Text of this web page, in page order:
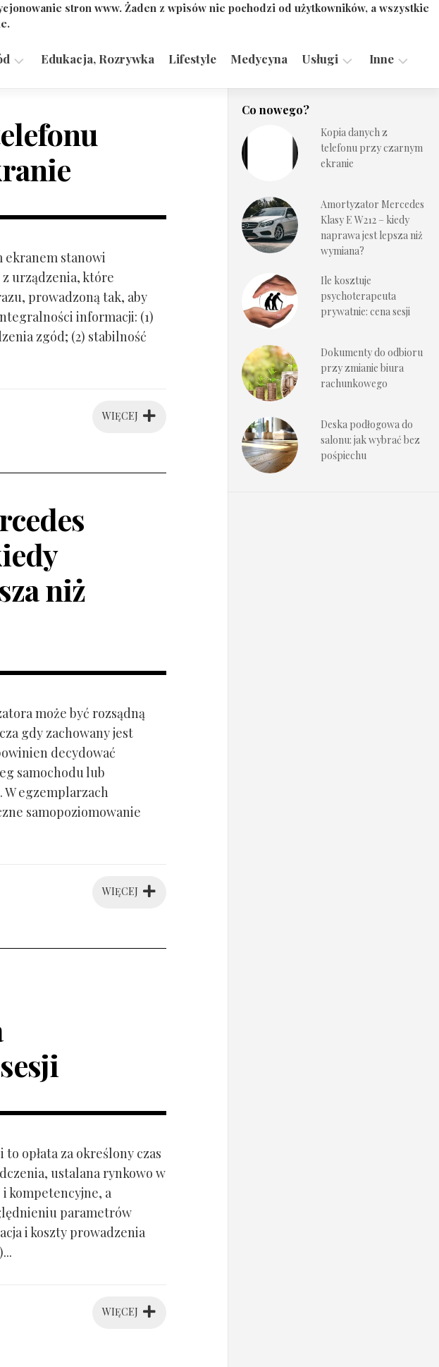
stron www. Żaden z wpisów nie pochodzi od użytkowników, a wszystkie
Edukacja, Rozrywka Lifestyle Medycyna Usługi
Technologie
Inne
ekranem stanowi
urządzenia, które
prowadzoną tak, aby
informacji: (1)
zgód; (2) stabilność
WIĘCEJ
niż
może być rozsądną
gdy zachowany jest
decydować
samochodu lub
egzemplarzach
samopoziomowanie
WIĘCEJ
opłata za określony czas
ustalana rynkowo w
kompetencyjne, a
parametrów
i koszty prowadzenia
WIĘCEJ
Co nowego?
Kopia danych z
telefonu przy czarnym
ekranie
Amortyzator Mercedes
Klasy E W212 – kiedy
naprawa jest lepsza niż
wymiana?
Ile kosztuje
psychoterapeuta
prywatnie: cena sesji
Dokumenty do odbioru
przy zmianie biura
rachunkowego
Deska podłogowa do
salonu: jak wybrać bez
pośpiechu